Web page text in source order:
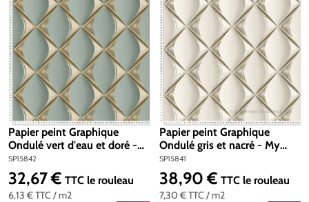
Papier peint Graphique
Ondulé vert d'eau et doré -
My Home My Spa d'A.S.
Création | Réf. SP15842
SP15842
6,13 €TTC / m2
Prix régulier :
32,67 € TTC le rouleau
Papier peint Graphique
Ondulé gris et nacré - My
Home My Spa d'A.S. Création
| Réf. SP15841
SP15841
7,30 €TTC / m2
Prix régulier :
38,90 € TTC le rouleau